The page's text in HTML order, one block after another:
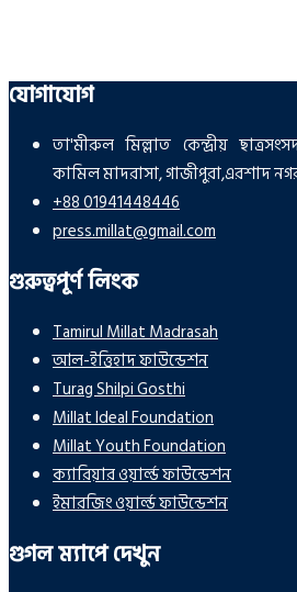
যোগাযোগ
তা'মীরুল মিল্লাত কেন্দ্রীয়
কামিল মাদরাসা, গাজীপুরা,এরশাদ
+88 01941448446
press.millat@gmail.com
গুরুত্বপূর্ণ লিংক
Tamirul Millat Madrasah
আল-ইত্তিহাদ ফাউন্ডেশন
Turag Shilpi Gosthi
Millat Ideal Foundation
Millat Youth Foundation
ক্যারিয়ার ওয়ার্ল্ড ফাউন্ডেশন
ইমারজিং ওয়ার্ল্ড ফাউন্ডেশন
গুগল ম্যাপে দেখুন